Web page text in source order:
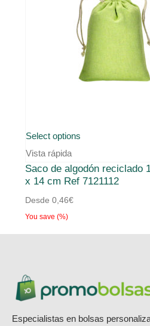
Select options
tiene
múltiples
elegir
Vista rápida
Saco de algodón reciclado
x 14 cm Ref 7121112
Desde 0,46€
You save (%)
Especialistas en bolsas